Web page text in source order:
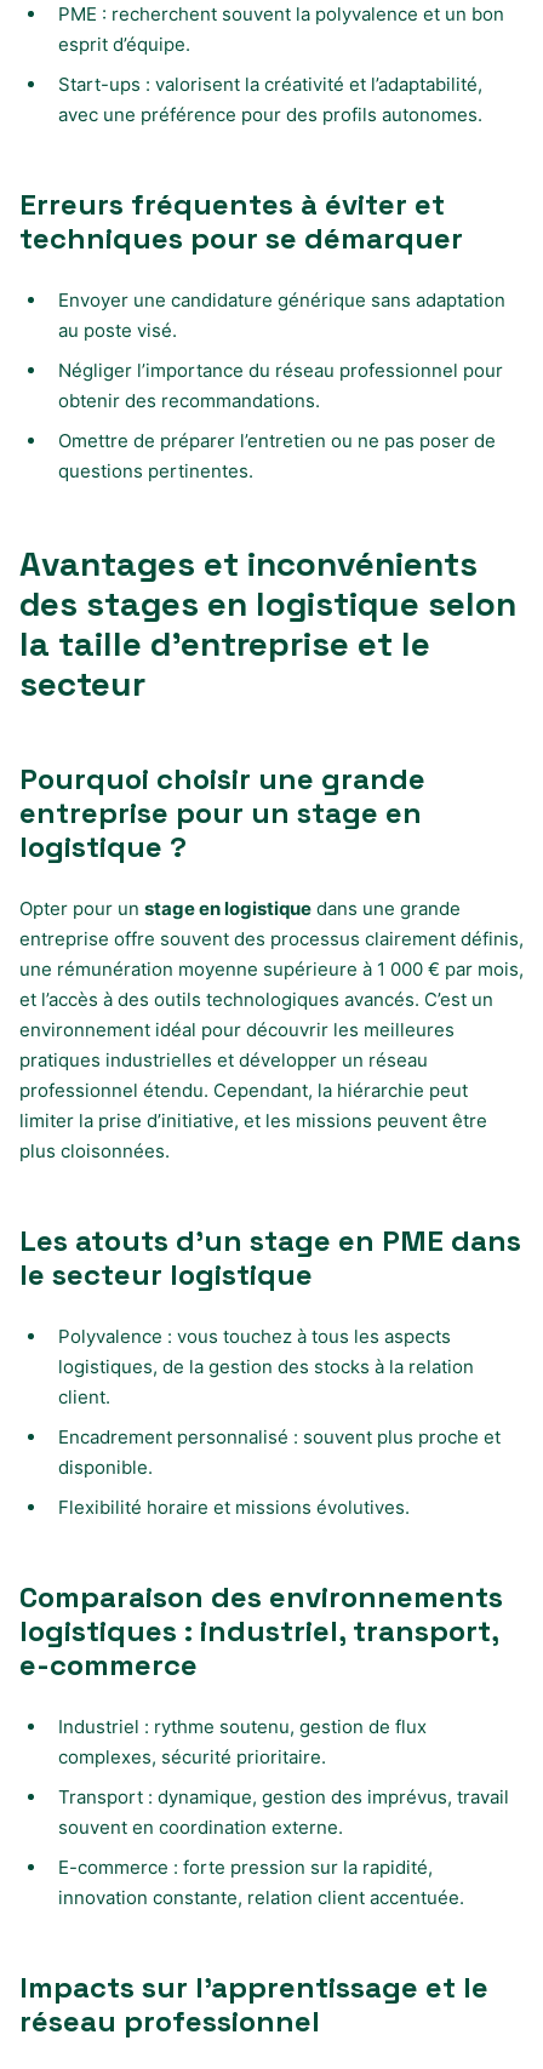
PME : recherchent souvent la polyvalence et un bon
esprit d’équipe.
Start-ups : valorisent la créativité et l’adaptabilité,
avec une préférence pour des profils autonomes.
Erreurs fréquentes à éviter et
techniques pour se démarquer
Envoyer une candidature générique sans adaptation
au poste visé.
Négliger l’importance du réseau professionnel pour
obtenir des recommandations.
Omettre de préparer l’entretien ou ne pas poser de
questions pertinentes.
Avantages et inconvénients
des stages en logistique selon
la taille d’entreprise et le
secteur
Pourquoi choisir une grande
entreprise pour un stage en
logistique ?
Opter pour un stage en logistique dans une grande
entreprise offre souvent des processus clairement définis,
une rémunération moyenne supérieure à 1 000 € par mois,
et l’accès à des outils technologiques avancés. C’est un
environnement idéal pour découvrir les meilleures
pratiques industrielles et développer un réseau
professionnel étendu. Cependant, la hiérarchie peut
limiter la prise d’initiative, et les missions peuvent être
plus cloisonnées.
Les atouts d’un stage en PME dans
le secteur logistique
Polyvalence : vous touchez à tous les aspects
logistiques, de la gestion des stocks à la relation
client.
Encadrement personnalisé : souvent plus proche et
disponible.
Flexibilité horaire et missions évolutives.
Comparaison des environnements
logistiques : industriel, transport,
e-commerce
Industriel : rythme soutenu, gestion de flux
complexes, sécurité prioritaire.
Transport : dynamique, gestion des imprévus, travail
souvent en coordination externe.
E-commerce : forte pression sur la rapidité,
innovation constante, relation client accentuée.
Impacts sur l’apprentissage et le
réseau professionnel